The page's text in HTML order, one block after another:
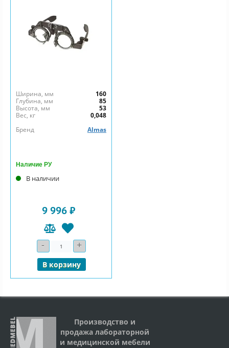
Ширина, мм
160
Глубина, мм
85
Высота, мм
53
Вес, кг
0,048
Бренд
Almas
Наличие РУ
В наличии
9 996 ₽
- Количество+
В корзину
Производство и
продажа лабораторной
и медицинской мебели